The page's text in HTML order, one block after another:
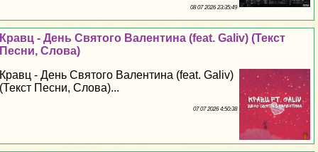
08 07 2026 23:35:49
Кравц - День Святого Валентина (feat. Galiv) (Текст
Песни, Слова)
Кравц - День Святого Валентина (feat. Galiv)
(Текст Песни, Слова)...
07 07 2026 4:50:38